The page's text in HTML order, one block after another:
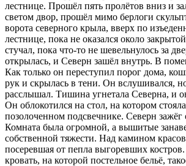
лестнице. Прошёл пять пролётов вниз и
светом двор, прошёл мимо берлоги
ворота северного крыла, вверх по
лестнице, пока не оказался около
стучал, пока что-то не шевельнулось за
открылась, и Северн зашёл внутрь. В
Как только он переступил порог дома,
рук и скрылась в тени. Он вслушивался,
расслышал. Тишина угнетала Северна, и
Он облокотился на стол, на котором
позолоченном подсвечнике. Северн зажёг
Комната была огромной, а вышитые
собственной тяжести. Над камином
посеревшая от пепла выгоревших
кровать, на которой постельное бельё,